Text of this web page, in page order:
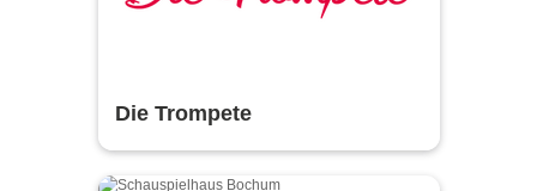
Die Trompete